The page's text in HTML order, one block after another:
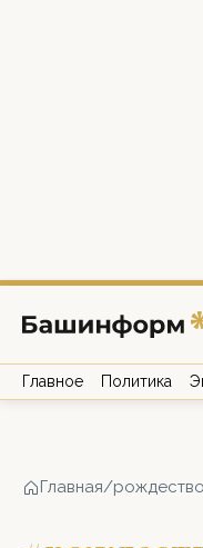
Главное Политика
Главная/рождество